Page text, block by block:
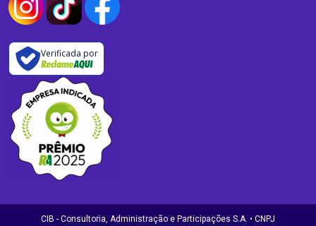
Verificada por
CIB - Consultoria, Administração e Participações S.A. • CNPJ